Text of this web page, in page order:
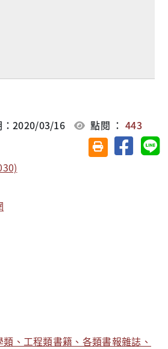
：2020/03/16 點閱 ：443
友善列印(另開視
分享至
、工程類書籍、各類書報雜誌、